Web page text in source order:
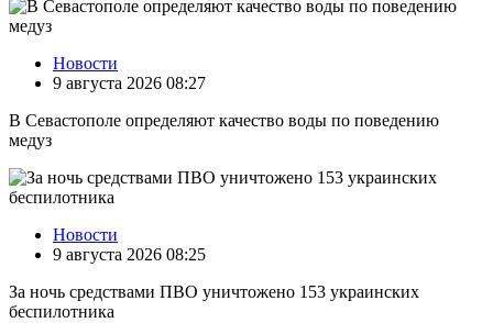
Новости
9 августа 2026 08:27
В Севастополе определяют качество воды по поведению
медуз
Новости
9 августа 2026 08:25
За ночь средствами ПВО уничтожено 153 украинских
беспилотника